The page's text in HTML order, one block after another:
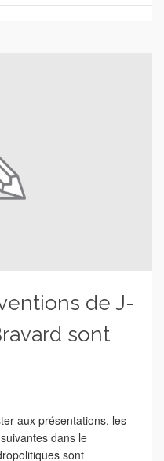
de J-
sont
aux présentations, les
dans le
sont